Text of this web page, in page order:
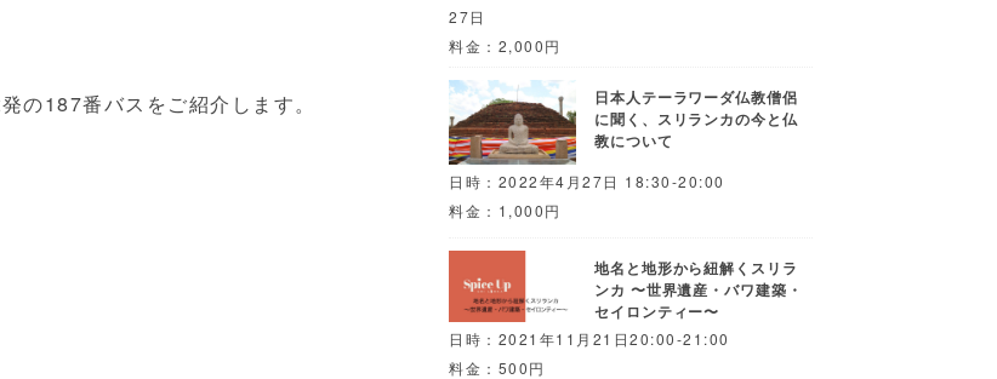
187番バスをご紹介します。
27日
料金：2,000円
日本人テーラワーダ仏教僧侶
に聞く、スリランカの今と仏
教について
日時：2022年4月27日 18:30-20:00
料金：1,000円
地名と地形から紐解くスリラ
ンカ 〜世界遺産・バワ建築・
セイロンティー〜
日時：2021年11月21日20:00-21:00
料金：500円